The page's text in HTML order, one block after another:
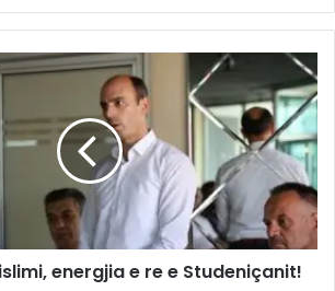
energjia e re e Studeniçanit!